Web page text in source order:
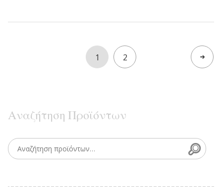
1
2
Αναζήτηση Προϊόντων
Search for: